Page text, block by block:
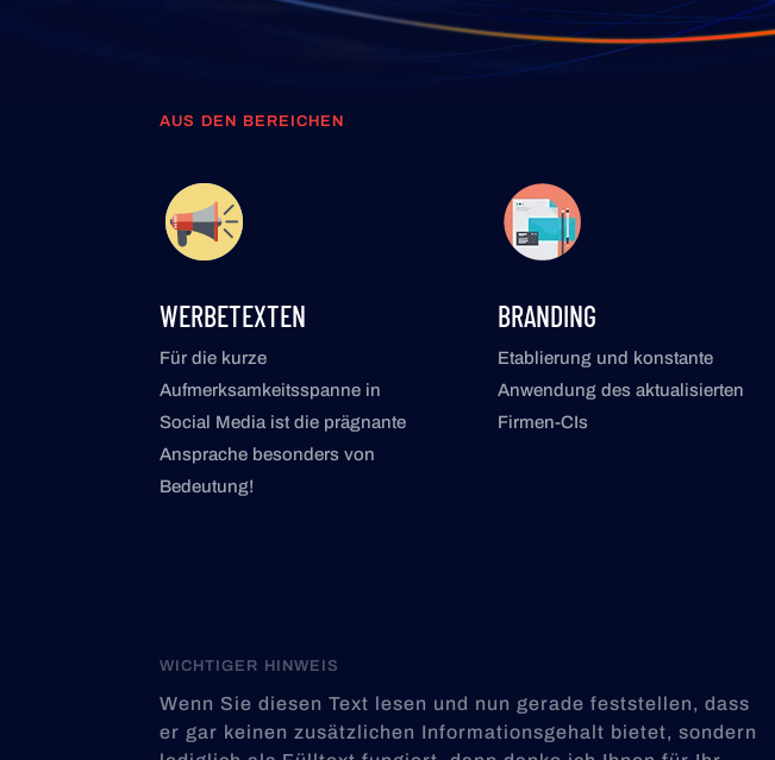
AUS DEN BEREICHEN
WERBETEXTEN
Für die kurze
Aufmerksamkeitsspanne in
Social Media ist die prägnante
Ansprache besonders von
Bedeutung!
BRANDING
Etablierung und konstante
Anwendung des aktualisierten
Firmen-CIs
WICHTIGER HINWEIS
Wenn Sie diesen Text lesen und nun gerade fest­stellen, dass
er gar keinen zusätzlichen Informations­­gehalt bietet, sondern